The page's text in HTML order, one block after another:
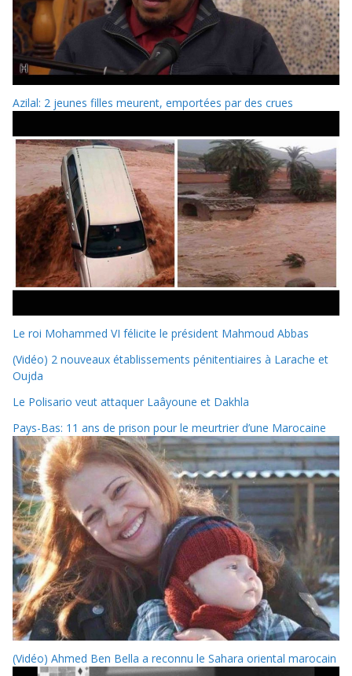
Azilal: 2 jeunes filles meurent, emportées par des crues
Le roi Mohammed VI félicite le président Mahmoud Abbas
(Vidéo) 2 nouveaux établissements pénitentiaires à Larache et
Oujda
Le Polisario veut attaquer Laâyoune et Dakhla
Pays-Bas: 11 ans de prison pour le meurtrier d’une Marocaine
(Vidéo) Ahmed Ben Bella a reconnu le Sahara oriental marocain